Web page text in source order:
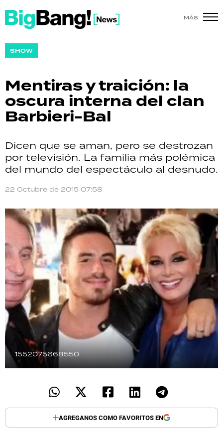
MÁS
SHOW
Mentiras y traición: la
oscura interna del clan
Barbieri-Bal
Dicen que se aman, pero se destrozan
por televisión. La familia más polémica
del mundo del espectáculo al desnudo.
22 Octubre de 2015 07:58
1552075668550
AGREGANOS COMO FAVORITOS EN
SHOW
ACTUALIDAD
POLICIALES
ECONOMÍA
GRAN HERMANO
SALUD
DEPORTES
TECNOLOGÍA
RECETAS
PALABRAS
HORÓSCOPO
Seguinos